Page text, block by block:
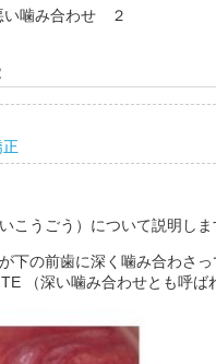
い噛み合わせ ２
いこうごう）について説明しま
下の前歯に深く噛み合わさ
（深い噛み合わせとも呼ば